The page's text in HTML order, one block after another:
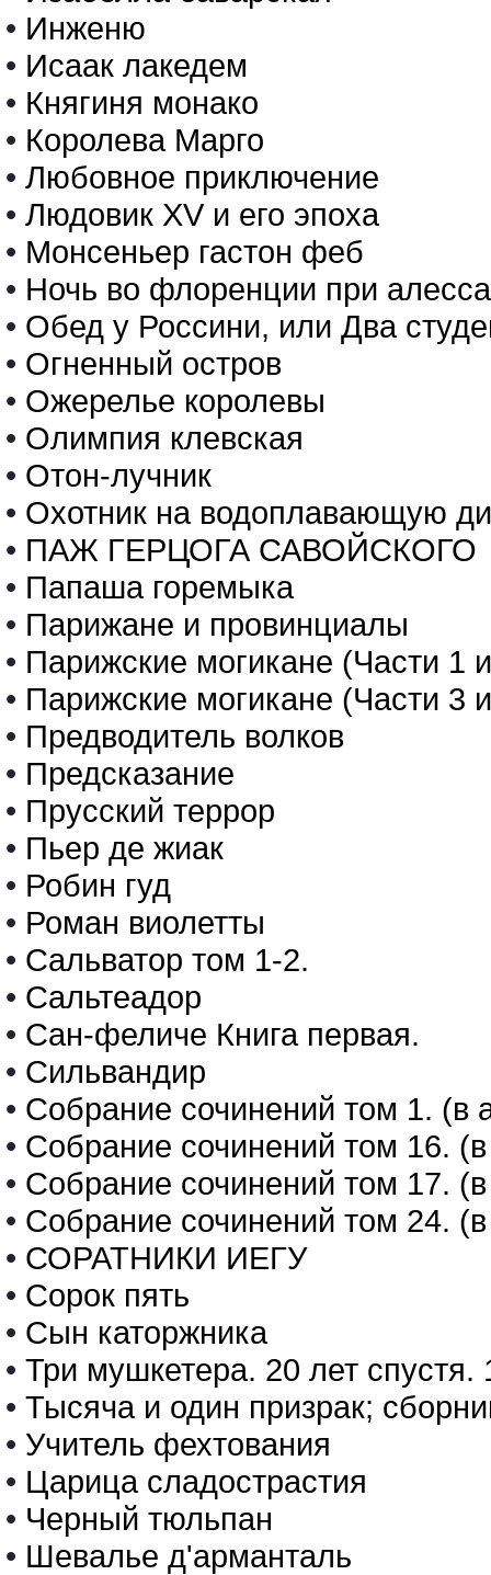
• Инженю
• Исаак лакедем
• Княгиня монако
• Королева Марго
• Любовное приключение
• Людовик XV и его эпоха
• Монсеньер гастон феб
• Ночь во флоренции при
• Обед у Россини, или Два
• Огненный остров
• Ожерелье королевы
• Олимпия клевская
• Отон-лучник
• Охотник на водоплавающую
• ПАЖ ГЕРЦОГА САВОЙСКОГО
• Папаша горемыка
• Парижане и провинциалы
• Парижские могикане (Части 1
• Парижские могикане (Части 3
• Предводитель волков
• Предсказание
• Прусский террор
• Пьер де жиак
• Робин гуд
• Роман виолетты
• Сальватор том 1-2.
• Сальтеадор
• Сан-феличе Книга первая.
• Сильвандир
• Собрание сочинений том 1. (в
• Собрание сочинений том 16.
• Собрание сочинений том 17.
• Собрание сочинений том 24.
• СОРАТНИКИ ИЕГУ
• Сорок пять
• Сын каторжника
• Три мушкетера. 20 лет спустя.
• Тысяча и один призрак;
• Учитель фехтования
• Царица сладострастия
• Черный тюльпан
• Шевалье д'арманталь